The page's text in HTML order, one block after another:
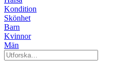
Kondition
Skönhet
Barn
Kvinnor
Män